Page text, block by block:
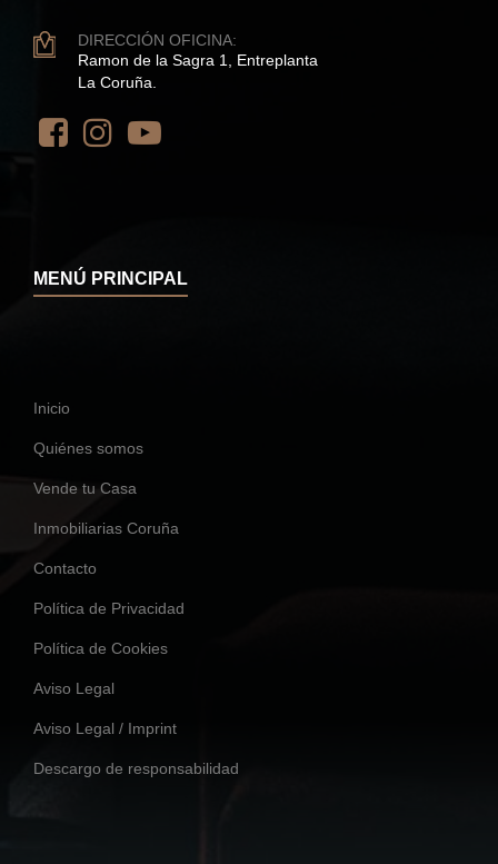
DIRECCIÓN OFICINA:
Ramon de la Sagra 1, Entreplanta
La Coruña.
MENÚ PRINCIPAL
Inicio
Quiénes somos
Vende tu Casa
Inmobiliarias Coruña
Contacto
Política de Privacidad
Política de Cookies
Aviso Legal
Aviso Legal / Imprint
Descargo de responsabilidad